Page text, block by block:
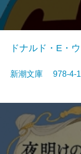
ドナルド・E・
新潮文庫 978-4-